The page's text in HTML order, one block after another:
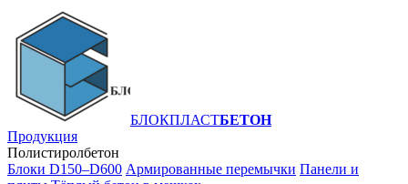
БЛОКПЛАСТБЕТОН
Продукция
Полистиролбетон
Блоки D150–D600 Армированные перемычки Панели и